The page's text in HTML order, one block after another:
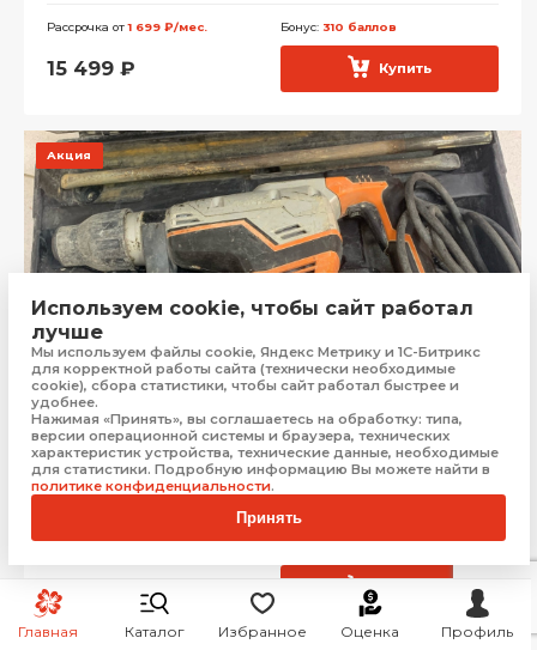
Главная Каталог Избранное Оценка Профиль
Рассрочка от1 699 ₽/мес. Бонус: 310 баллов
15 499 ₽ Купить
Акция
Отбойный молоток AEG MH-5G
Евпатория
5 999
Используем cookie, чтобы сайт работал
лучше
Мы используем файлы cookie, Яндекс Метрику и 1С-Битрикс
для корректной работы сайта (технически необходимые
cookie), сбора статистики, чтобы сайт работал быстрее и
удобнее.
Нажимая «Принять», вы соглашаетесь на обработку: типа,
версии операционной системы и браузера, технических
характеристик устройства, технические данные, необходимые
для статистики. Подробную информацию Вы можете найти в
политике конфиденциальности.
Принять